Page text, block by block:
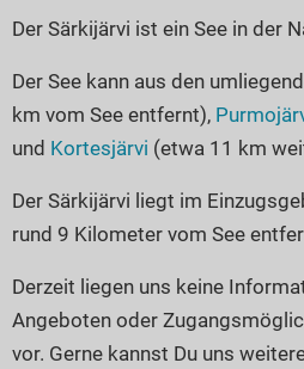
Romantik Hotels
Kanu- & Kajak-Urlaub
Wanderurlaub
Bikeurlaub
Auszeit & Wellness
Wellness-Hotels
Biohotels
Ausgefallenes
Häuser auf dem Wasser
Hundefreundliche Unterkünfte
Glamping
Unsere See-Highlights
Deutschlands schönste Seen
Top Seen nach Bundesländern
Top Seen nach Regionen
Deutschlands Lieblingsseen
Seen in Europa
Österreich
Schweiz
Der Särkijärvi ist ein See in der
Der See kann aus den
km vom See entfernt),
und Kortesjärvi (etwa 11 km
Der Särkijärvi liegt im
rund 9 Kilometer vom See
Derzeit liegen uns keine
Angeboten oder
vor. Gerne kannst Du uns